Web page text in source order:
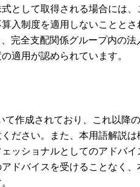
として取得される場合には、
入制度を適用しないこととさ
完全支配関係グループ内の法
適用が認められています。
作成されており、これ以降
ださい。また、本用語解説は
ッショナルとしてのアドバイ
ドバイスを受けることなく、